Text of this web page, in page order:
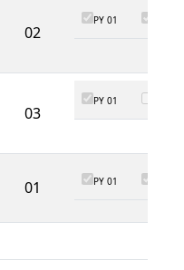
02
PY 01
03
PY 01
01 PY 01